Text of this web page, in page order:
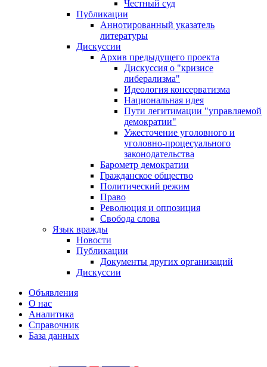
Честный суд
Публикации
Аннотированный указатель
литературы
Дискуссии
Архив предыдущего проекта
Дискуссия о "кризисе
либерализма"
Идеология консерватизма
Национальная идея
Пути легитимации "управляемой
демократии"
Ужесточение уголовного и
уголовно-процесуального
законодательства
Барометр демократии
Гражданское общество
Политический режим
Право
Революция и оппозиция
Свобода слова
Язык вражды
Новости
Публикации
Документы других организаций
Дискуссии
Объявления
О нас
Аналитика
Справочник
База данных